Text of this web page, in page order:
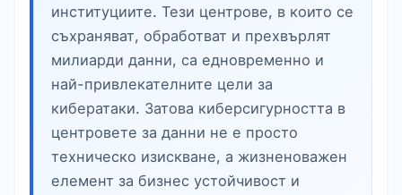
институциите. Тези центрове, в които се
съхраняват, обработват и прехвърлят
милиарди данни, са едновременно и
най-привлекателните цели за
кибератаки. Затова киберсигурността в
центровете за данни не е просто
техническо изискване, а жизненоважен
елемент за бизнес устойчивост и